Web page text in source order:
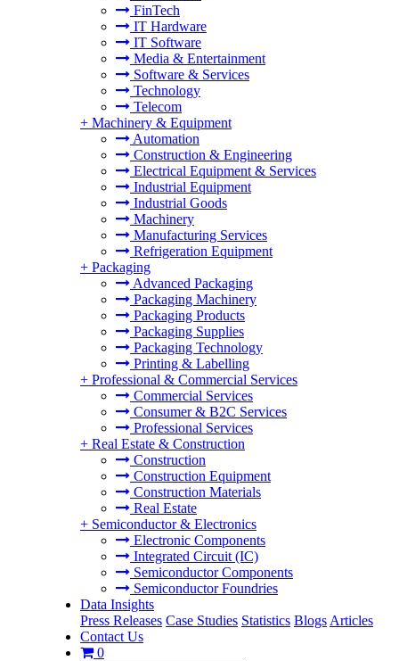
FinTech
IT Hardware
IT Software
Media & Entertainment
Software & Services
Technology
Telecom
+ Machinery & Equipment
Automation
Construction & Engineering
Electrical Equipment & Services
Industrial Equipment
Industrial Goods
Machinery
Manufacturing Services
Refrigeration Equipment
+ Packaging
Advanced Packaging
Packaging Machinery
Packaging Products
Packaging Supplies
Packaging Technology
Printing & Labelling
+ Professional & Commercial Services
Commercial Services
Consumer & B2C Services
Professional Services
+ Real Estate & Construction
Construction
Construction Equipment
Construction Materials
Real Estate
+ Semiconductor & Electronics
Electronic Components
Integrated Circuit (IC)
Semiconductor Components
Semiconductor Foundries
Data Insights
Press Releases Case Studies Statistics Blogs Articles
Contact Us
0